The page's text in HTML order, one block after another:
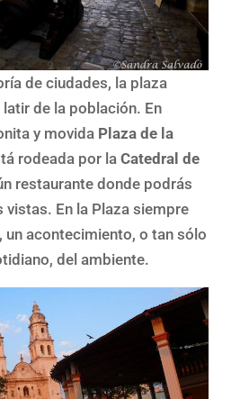
de ciudades, la plaza
de la población. En
y movida Plaza de la
rodeada por la Catedral de
restaurante donde podrás
vistas. En la Plaza siempre
un acontecimiento, o tan sólo
del ambiente.